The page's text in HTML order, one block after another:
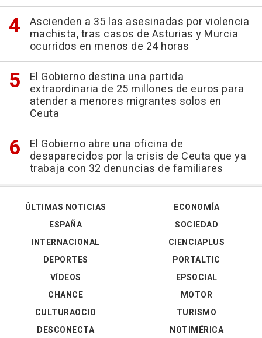
Ascienden a 35 las asesinadas por violencia
machista, tras casos de Asturias y Murcia
ocurridos en menos de 24 horas
El Gobierno destina una partida
extraordinaria de 25 millones de euros para
atender a menores migrantes solos en
Ceuta
El Gobierno abre una oficina de
desaparecidos por la crisis de Ceuta que ya
trabaja con 32 denuncias de familiares
ÚLTIMAS NOTICIAS
ESPAÑA
INTERNACIONAL
DEPORTES
VÍDEOS
ECONOMÍA
SOCIEDAD
CIENCIAPLUS
PORTALTIC
EPSOCIAL
CHANCE
CULTURAOCIO
DESCONECTA
MOTOR
TURISMO
NOTIMÉRICA